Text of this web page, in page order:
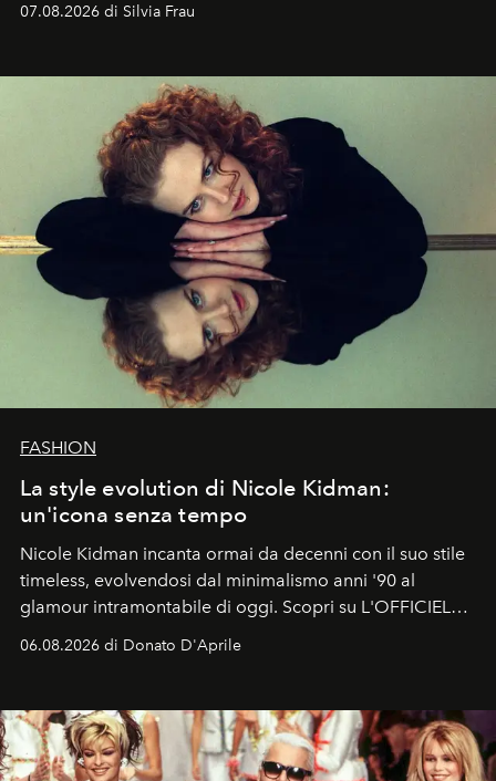
07.08.2026 di Silvia Frau
FASHION
La style evolution di Nicole Kidman:
un'icona senza tempo
Nicole Kidman incanta ormai da decenni con il suo stile
timeless, evolvendosi dal minimalismo anni '90 al
glamour intramontabile di oggi. Scopri su L'OFFICIEL
06.08.2026 di Donato D'Aprile